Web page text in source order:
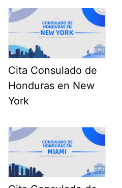
Cita Consulado de
Honduras en New
York